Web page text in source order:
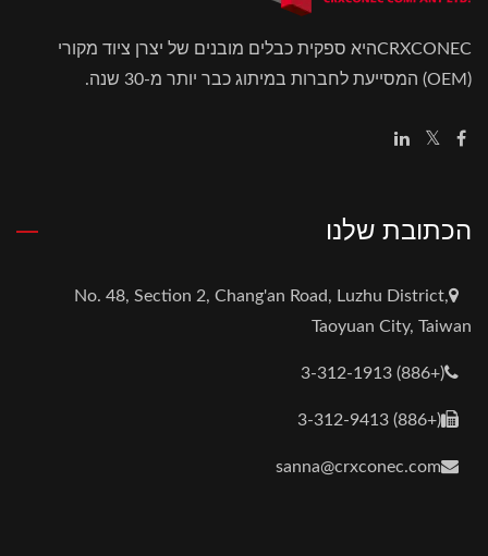
CRXCONECהיא ספקית כבלים מובנים של יצרן ציוד מקורי
(OEM) המסייעת לחברות במיתוג כבר יותר מ-30 שנה.
הכתובת שלנו
No. 48, Section 2, Chang'an Road, Luzhu District,
Taoyuan City, Taiwan
(+886) 3-312-1913
(+886) 3-312-9413
sanna@crxconec.com